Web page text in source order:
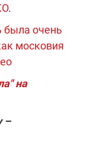
.
была очень
московия
на
–